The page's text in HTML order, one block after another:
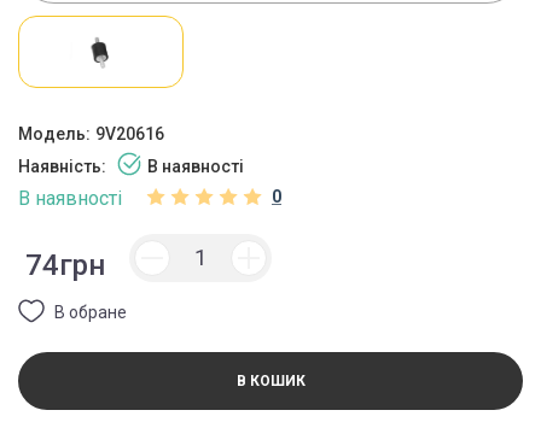
Модель: 9V20616
Наявність:
В наявності
В наявності 0
74грн
В обране
В КОШИК